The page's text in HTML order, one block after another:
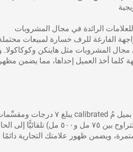
للعلامات الرائدة في مجال المشروبات
الفارغة للرف خسارة لمبيعات
في مجال المشروبات مثل هاينكن
كلما أخذ العميل إحداها، مما يضمن
الأمامية للرف.
ويضمن ظهور علامتك التجارية